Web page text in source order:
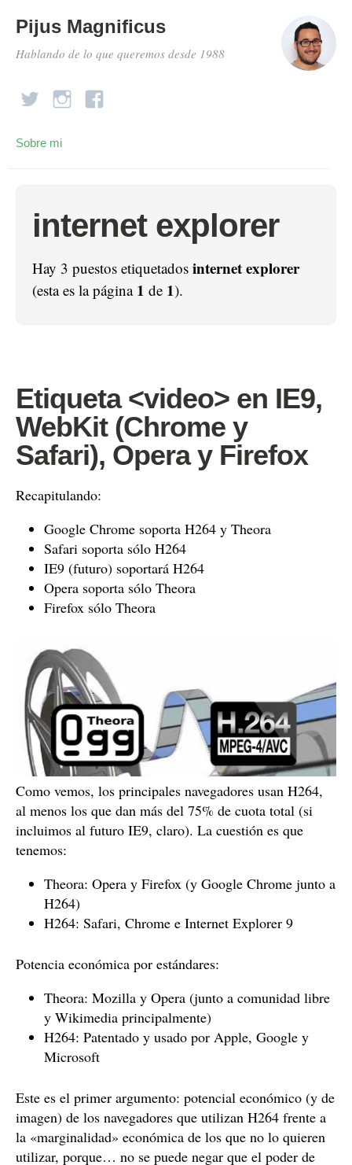
Pijus Magnificus
Hablando de lo que queremos desde 1988
Sobre mi
internet explorer
Hay 3 puestos etiquetados internet explorer
(esta es la página 1 de 1).
Etiqueta <video> en IE9,
WebKit (Chrome y
Safari), Opera y Firefox
Recapitulando:
Google Chrome soporta H264 y Theora
Safari soporta sólo H264
IE9 (futuro) soportará H264
Opera soporta sólo Theora
Firefox sólo Theora
Como vemos, los principales navegadores usan H264,
al menos los que dan más del 75% de cuota total (si
incluimos al futuro IE9, claro). La cuestión es que
tenemos:
Theora: Opera y Firefox (y Google Chrome junto a
H264)
H264: Safari, Chrome e Internet Explorer 9
Potencia económica por estándares:
Theora: Mozilla y Opera (junto a comunidad libre
y Wikimedia principalmente)
H264: Patentado y usado por Apple, Google y
Microsoft
Este es el primer argumento: potencial económico (y de
imagen) de los navegadores que utilizan H264 frente a
la «marginalidad» económica de los que no lo quieren
utilizar, porque… no se puede negar que el poder de